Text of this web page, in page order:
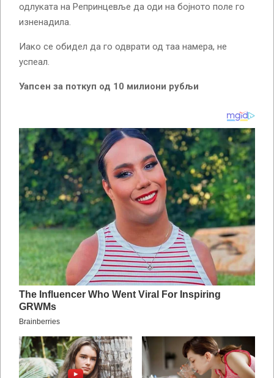
одлуката на Репринцевље да оди на бојното поле го
изненадила.
Иако се обидел да го одврати од таа намера, не
успеал.
Уапсен за поткуп од 10 милиони рубљи